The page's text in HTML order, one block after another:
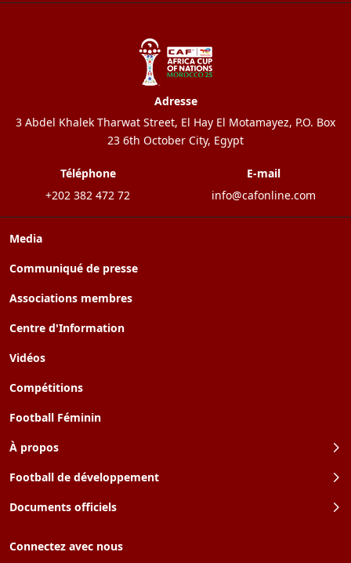
Media
Communiqué de presse
Associations membres
Centre d'Information
Vidéos
Compétitions
Football Féminin
À propos
Football de développement
Documents officiels
Connectez avec nous
Adresse
3 Abdel Khalek Tharwat Street, El Hay El Motamayez, P.O. Box
23 6th October City, Egypt
Téléphone
+202 382 472 72
E-mail
info@cafonline.com